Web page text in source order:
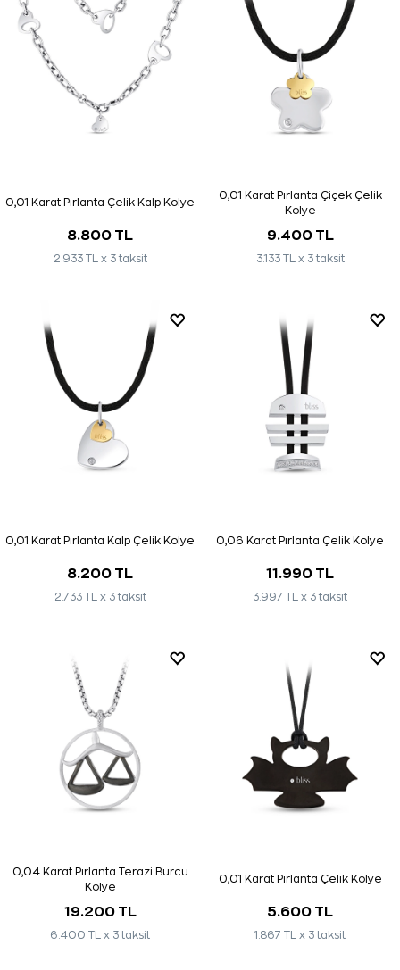
0,01 Karat Pırlanta Çelik Kalp Kolye
8.800 TL
2.933 TL x 3 taksit
0,01 Karat Pırlanta Çiçek Çelik
Kolye
9.400 TL
3.133 TL x 3 taksit
0,01 Karat Pırlanta Kalp Çelik Kolye
8.200 TL
2.733 TL x 3 taksit
0,06 Karat Pırlanta Çelik Kolye
11.990 TL
3.997 TL x 3 taksit
0,04 Karat Pırlanta Terazi Burcu
Kolye
19.200 TL
6.400 TL x 3 taksit
0,01 Karat Pırlanta Çelik Kolye
5.600 TL
1.867 TL x 3 taksit